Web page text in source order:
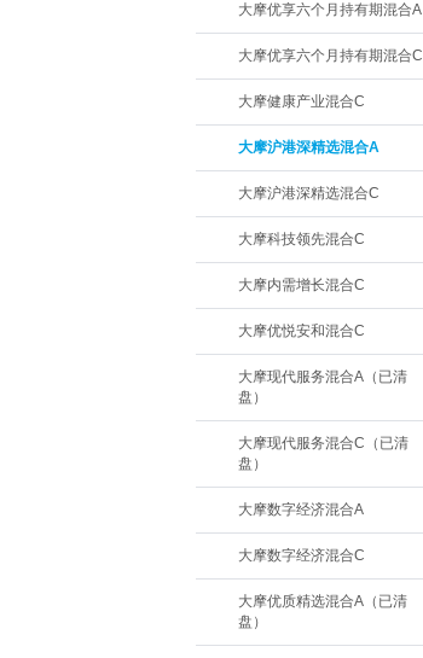
大摩优享六个月持有期混合A
大摩优享六个月持有期混合C
大摩健康产业混合C
大摩沪港深精选混合A
大摩沪港深精选混合C
大摩科技领先混合C
大摩内需增长混合C
大摩优悦安和混合C
大摩现代服务混合A（已清
盘）
大摩现代服务混合C（已清
盘）
大摩数字经济混合A
大摩数字经济混合C
大摩优质精选混合A（已清
盘）